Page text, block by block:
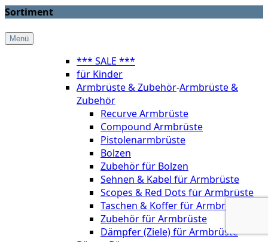
Sortiment
Menü
*** SALE ***
für Kinder
Armbrüste & Zubehör-Armbrüste &
Zubehör
Recurve Armbrüste
Compound Armbrüste
Pistolenarmbrüste
Bolzen
Zubehör für Bolzen
Sehnen & Kabel für Armbrüste
Scopes & Red Dots für Armbrüste
Taschen & Koffer für Armbrüste
Zubehör für Armbrüste
Dämpfer (Ziele) für Armbrüste